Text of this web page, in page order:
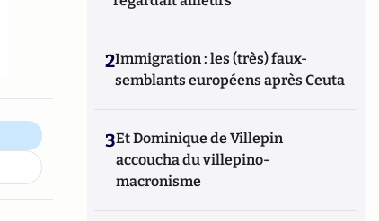
2Immigration : les (très) faux-
semblants européens après Ceuta
3Et Dominique de Villepin
accoucha du villepino-
macronisme